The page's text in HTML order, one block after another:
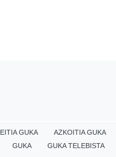
GUKA AZKOITIA GUKA
GUKA GUKA TELEBISTA